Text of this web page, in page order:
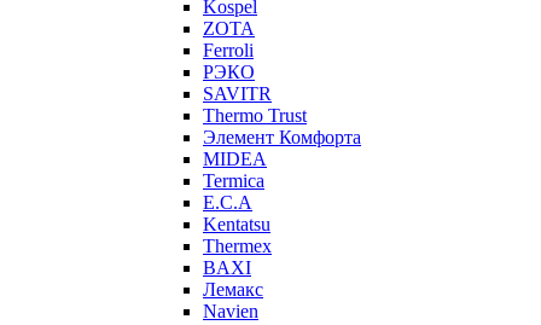
Kospel
ZOTA
Ferroli
РЭКО
SAVITR
Thermo Trust
Элемент Комфорта
MIDEA
Termica
E.C.A
Kentatsu
Thermex
BAXI
Лемакс
Navien